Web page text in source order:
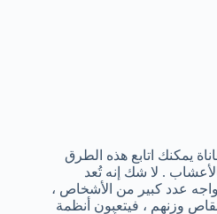
يمكنك اتابع هذه الطرق
. لا شك إنه تُعد
عدد كبير من الأشخاص ،
وزنهم ، فيتعبون أنظمة